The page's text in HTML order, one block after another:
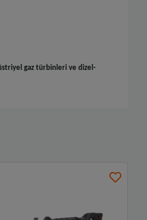
gaz türbinleri ve dizel-